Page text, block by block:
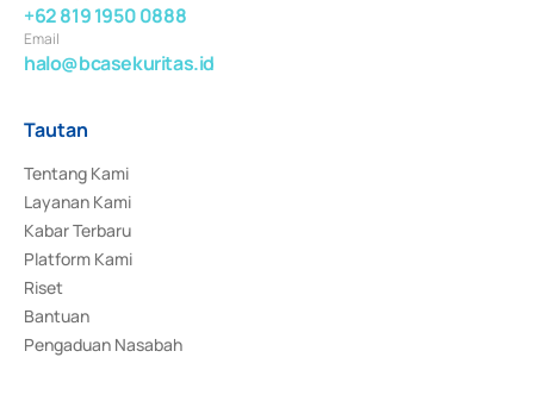
+62 819 1950 0888
Email
halo@bcasekuritas.id
Tautan
Tentang Kami
Layanan Kami
Kabar Terbaru
Platform Kami
Riset
Bantuan
Pengaduan Nasabah